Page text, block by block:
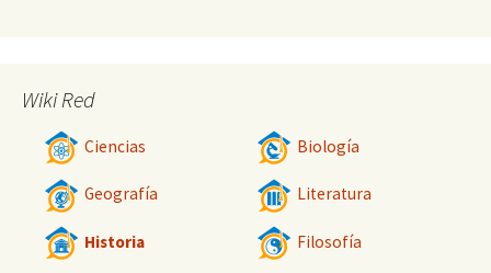
Wiki Red
Ciencias Biología
Geografía Literatura
Historia Filosofía